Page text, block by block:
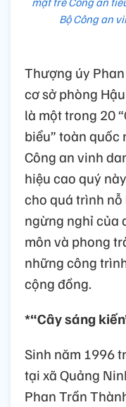
Bộ Công an
Thượng úy
cơ sở phòng
là một trong 20
biểu” toàn quốc
Công an vinh
hiệu cao quý
cho quá trình
ngừng nghỉ của
môn và phong
những công
cộng đồng.
*“Cây sáng
Sinh năm 1996
tại xã Quảng
Phan Trần